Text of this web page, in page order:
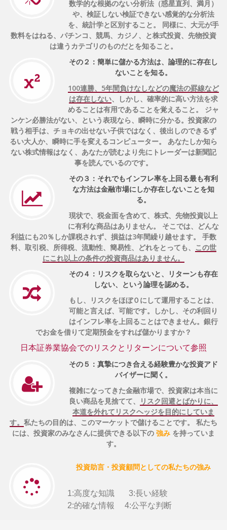
数学的な根拠のない分析法（惑星直列、満月）
や、検証しない検証できない感覚的な分析法
を、統計学と区別すること。 同様に、大元が手
数料をはねる、パチンコ、競馬、カジノ、と株式投資、先物投資
は違うカテゴリのものだとを知ること。
その２：簡単に儲かる方法は、論理的に存在し
ないことを知る。
100連勝、5年間負けなしなどの魔法の罫線など
は存在しない、しかし、確率的に高い方法を求
めることは有用であることを覚えること。 ジャ
ンケン必勝法がない、という表現なら、瞬時に分かる。投資家の
戦う相手は、チョキの出せない子供ではなく、後出しのできるず
るい大人か、瞬時に手を変えるコンピューター。 あなたしか知ら
ない株式情報はなく、あなたが読むより先にトレーダーは新聞記
事を読んでいるのです。
その３：それでもインフレ率を上回る最も有利
な方法は金融市場にしか存在しないことを知
る。
現状で、税金面を含めて、株式、先物投資以上
に有利な商品はありません。 そこでは、どんな
利益にも20％しか課税されず、損益は3年間繰り越せます。 手数
料、取引税、所得税、流動性、簡易性、どれをとっても、 この世
にこれ以上の条件の投資商品はありません。
その４：リスクを取らないと、リターンも存在
しない、という論理を認める。
もし、リスクをほぼ０にして運用することは、
可能と言えば、可能です。しかし、その利回り
はインフレ率を上回ることはできません。銀行
でお金を借りて定期預金をすれば儲かりますか？
日本証券業協会でのリスクとリターンについて参照
その５：真摯につき合える経験豊かな投資アド
バイザーに聞く。
複雑になってきた金融市場で、投資家は本当に
良い商品を見捨てて、
リスク回避とばかりに、
本道を外れてリスクヘッジを目的にしていま
す。 私たちの目的は、このマーケットで儲けることです。 私たち
には、投資家のみなさんに提供できる以下の 強み を持っていま
す。
投資助言・投資顧問としての私たちの強み
1:高度な知識
3:長い経験
2:的確な情報
4:公平な判断